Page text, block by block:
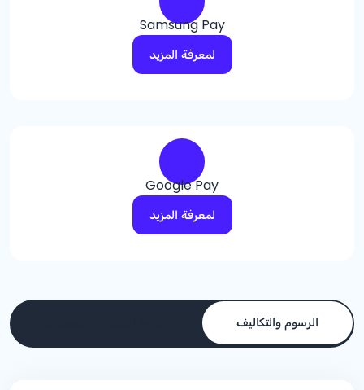
Samsung Pay
لمعرفة المزيد
Google Pay
لمعرفة المزيد
الرسوم والتكاليف